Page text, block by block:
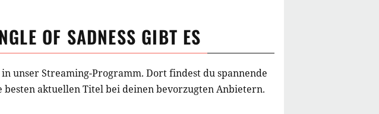
OF SADNESS GIBT ES
unser Streaming-Programm. Dort findest du spannende
besten aktuellen Titel bei deinen bevorzugten Anbietern.